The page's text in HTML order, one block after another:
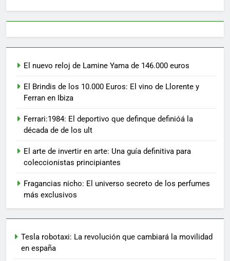
El nuevo reloj de Lamine Yama de 146.000 euros
El Brindis de los 10.000 Euros: El vino de Llorente y
Ferran en Ibiza
Ferrari:1984: El deportivo que definque definióá la
década de de los ult
El arte de invertir en arte: Una guía definitiva para
coleccionistas principiantes
Fragancias nicho: El universo secreto de los perfumes
más exclusivos
Tesla robotaxi: La revolución que cambiará la movilidad
en españa